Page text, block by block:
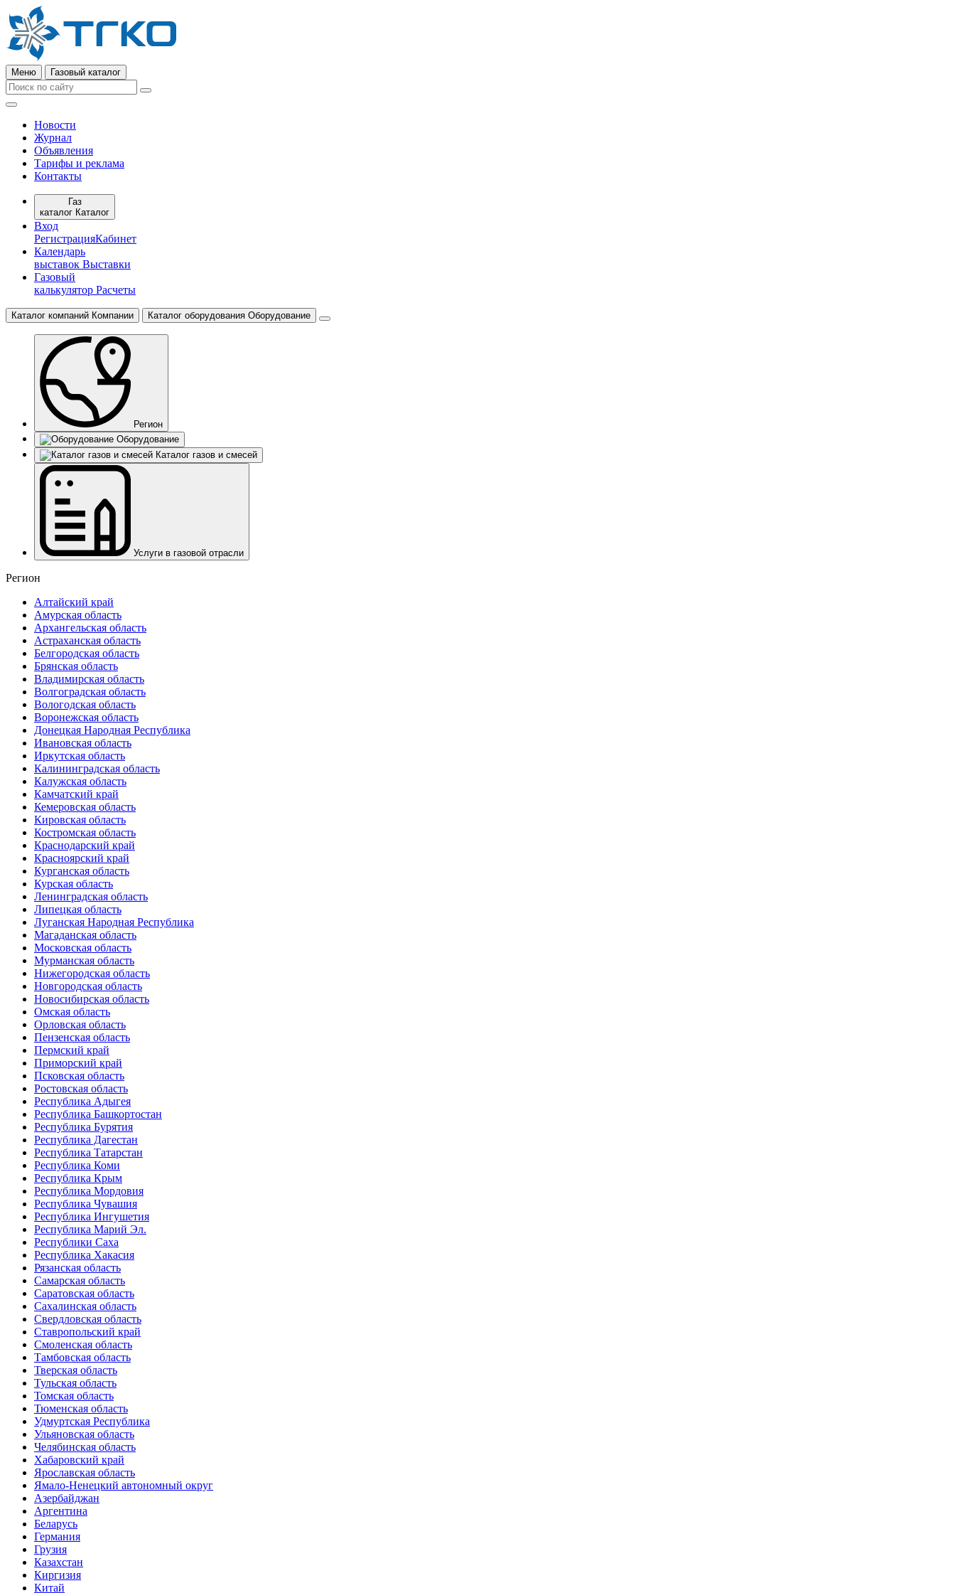
Меню Газовый каталог
Новости
Журнал
Объявления
Тарифы и реклама
Контакты
Газ
каталог Каталог
Вход
РегистрацияКабинет
Календарь
выставок Выставки
Газовый
калькулятор Расчеты
Каталог компаний Компании Каталог оборудования Оборудование
Регион
Оборудование
Каталог газов и смесей
Услуги в газовой отрасли
Регион
Алтайский край
Амурская область
Архангельская область
Астраханская область
Белгородская область
Брянская область
Владимирская область
Волгоградская область
Вологодская область
Воронежская область
Донецкая Народная Республика
Ивановская область
Иркутская область
Калининградская область
Калужская область
Камчатский край
Кемеровская область
Кировская область
Костромская область
Краснодарский край
Красноярский край
Курганская область
Курская область
Ленинградская область
Липецкая область
Луганская Народная Республика
Магаданская область
Московская область
Мурманская область
Нижегородская область
Новгородская область
Новосибирская область
Омская область
Орловская область
Пензенская область
Пермский край
Приморский край
Псковская область
Ростовская область
Республика Адыгея
Республика Башкортостан
Республика Бурятия
Республика Дагестан
Республика Татарстан
Республика Коми
Республика Крым
Республика Мордовия
Республика Чувашия
Республика Ингушетия
Республика Марий Эл.
Республики Саха
Республика Хакасия
Рязанская область
Самарская область
Саратовская область
Сахалинская область
Свердловская область
Ставропольский край
Смоленская область
Тамбовская область
Тверская область
Тульская область
Томская область
Тюменская область
Удмуртская Республика
Ульяновская область
Челябинская область
Хабаровский край
Ярославская область
Ямало-Ненецкий автономный округ
Азербайджан
Аргентина
Беларусь
Германия
Грузия
Казахстан
Киргизия
Китай